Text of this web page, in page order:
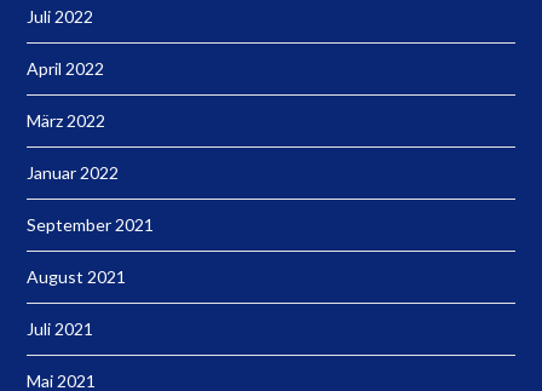
Juli 2022
April 2022
März 2022
Januar 2022
September 2021
August 2021
Juli 2021
Mai 2021